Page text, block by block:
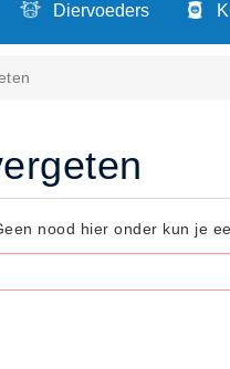
Diervoeders
nood hier onder kun je